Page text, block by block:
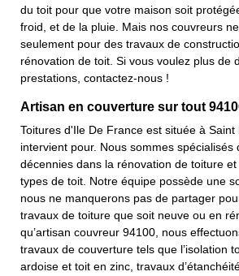
du toit pour que votre maison soit
froid, et de la pluie. Mais nos couvreurs
seulement pour des travaux de
rénovation de toit. Si vous voulez plus de
prestations, contactez-nous !
Artisan en couverture sur tout
Toitures d'Ile De France est située à
intervient pour. Nous sommes spécialisés
décennies dans la rénovation de toiture et
types de toit. Notre équipe possède une
nous ne manquerons pas de partager
travaux de toiture que soit neuve ou en
qu’artisan couvreur 94100, nous
travaux de couverture tels que l’isolation
ardoise et toit en zinc, travaux